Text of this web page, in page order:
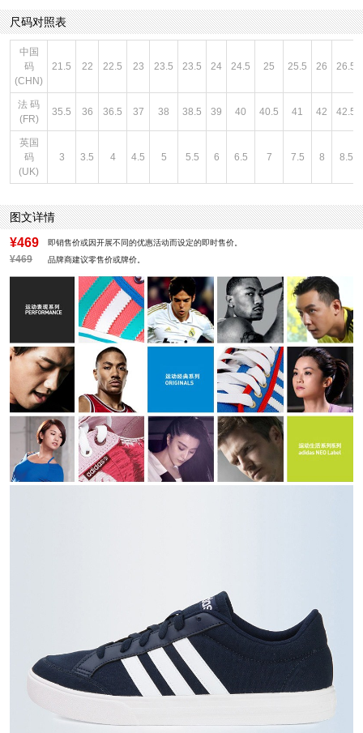
性别：男子
货品来源：招商
渠道划分：线下同步
鞋帮：低帮
鞋底材质：其他
主要功能：其他
流行元素：品牌LOGO
闭合方式：系带
尺码对照表
中国
码
(CHN)
21.5 22 22.5 23 23.5 23.5 24 24.5 25 25.5 26 26.5
法 码
(FR)
35.5 36 36.5 37 38 38.5 39 40 40.5 41 42 42.5
英国
码
(UK)
3 3.5 4 4.5 5 5.5 6 6.5 7 7.5 8 8.5
图文详情
¥469 即销售价或因开展不同的优惠活动而设定的即时售价。
¥469 品牌商建议零售价或牌价。